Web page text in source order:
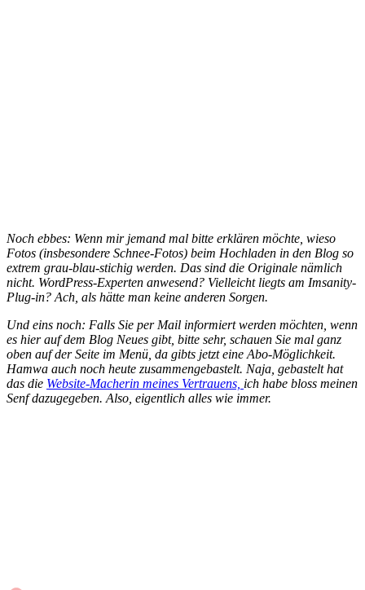
Noch ebbes: Wenn mir jemand mal bitte erklären möchte, wieso
Fotos (insbesondere Schnee-Fotos) beim Hochladen in den Blog so
extrem grau-blau-stichig werden. Das sind die Originale nämlich
nicht. WordPress-Experten anwesend? Vielleicht liegts am Imsanity-
Plug-in? Ach, als hätte man keine anderen Sorgen.
Und eins noch: Falls Sie per Mail informiert werden möchten, wenn
es hier auf dem Blog Neues gibt, bitte sehr, schauen Sie mal ganz
oben auf der Seite im Menü, da gibts jetzt eine Abo-Möglichkeit.
Hamwa auch noch heute zusammengebastelt. Naja, gebastelt hat
das die Website-Macherin meines Vertrauens, ich habe bloss meinen
Senf dazugegeben. Also, eigentlich alles wie immer.